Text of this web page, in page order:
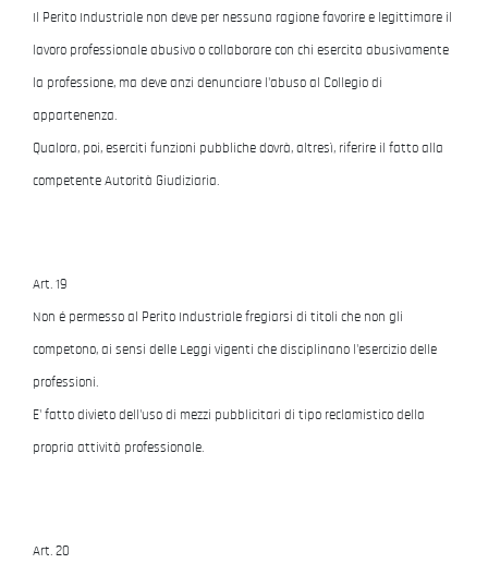
Il Perito Industriale non deve per nessuna ragione favorire e legittimare il
lavoro professionale abusivo o collaborare con chi esercita abusivamente
la professione, ma deve anzi denunciare l'abuso al Collegio di
appartenenza.
Qualora, poi, eserciti funzioni pubbliche dovrà, altresì, riferire il fatto alla
competente Autorità Giudiziaria.
Art. 19
Non é permesso al Perito Industriale fregiarsi di titoli che non gli
competono, ai sensi delle Leggi vigenti che disciplinano l'esercizio delle
professioni.
E' fatto divieto dell'uso di mezzi pubblicitari di tipo reclamistico della
propria attività professionale.
Art. 20